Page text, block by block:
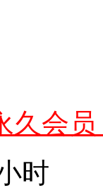
久会员
时